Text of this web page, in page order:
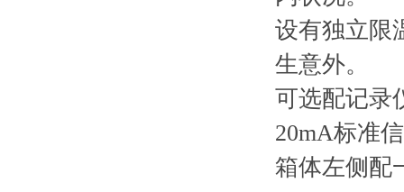
设有独立限
生意外
可选配记录
20mA标
箱体左侧配